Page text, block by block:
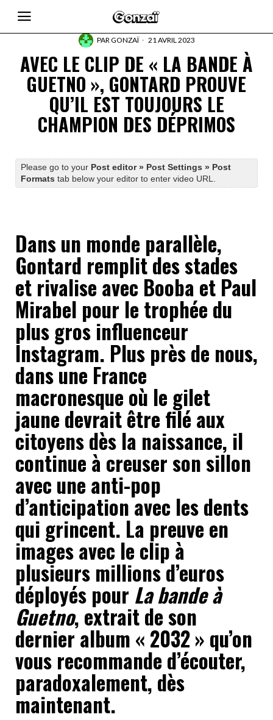
PARGONZAÏ 21 AVRIL 2023
AVEC LE CLIP DE « LA BANDE À
GUETNO », GONTARD PROUVE
QU’IL EST TOUJOURS LE
CHAMPION DES DÉPRIMOS
Please go to your Post editor » Post Settings » Post
Formats tab below your editor to enter video URL.
Dans un monde parallèle,
Gontard remplit des stades
et rivalise avec Booba et Paul
Mirabel pour le trophée du
plus gros influenceur
Instagram. Plus près de nous,
dans une France
macronesque où le gilet
jaune devrait être filé aux
citoyens dès la naissance, il
continue à creuser son sillon
avec une anti-pop
d’anticipation avec les dents
qui grincent. La preuve en
images avec le clip à
plusieurs millions d’euros
déployés pour La bande à
Guetno, extrait de son
dernier album « 2032 » qu’on
vous recommande d’écouter,
paradoxalement, dès
maintenant.